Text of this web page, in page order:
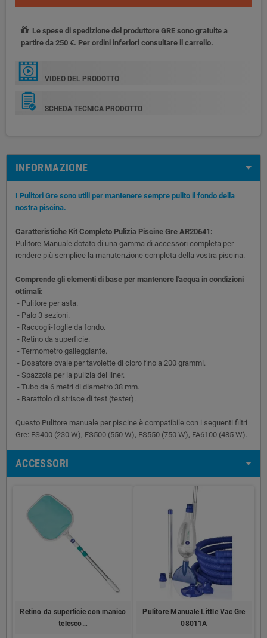
Le spese di spedizione del produttore GRE sono gratuite a
partire da 250 €. Per ordini inferiori consultare il carrello.
VIDEO DEL PRODOTTO
SCHEDA TECNICA PRODOTTO
INFORMAZIONE
I Pulitori Gre sono utili per mantenere sempre pulito il fondo della
nostra piscina.
Caratteristiche Kit Completo Pulizia Piscine Gre AR20641:
Pulitore Manuale dotato di una gamma di accessori completa per
rendere più semplice la manutenzione completa della vostra piscina.
Comprende gli elementi di base per mantenere l'acqua in condizioni
ottimali:
- Pulitore per asta.
- Palo 3 sezioni.
- Raccogli-foglie da fondo.
- Retino da superficie.
- Termometro galleggiante.
- Dosatore ovale per tavolette di cloro fino a 200 grammi.
- Spazzola per la pulizia del liner.
- Tubo da 6 metri di diametro 38 mm.
- Barattolo di strisce di test (tester).
Questo Pulitore manuale per piscine è compatibile con i seguenti filtri
Gre: FS400 (230 W), FS500 (550 W), FS550 (750 W), FA6100 (485 W).
ACCESSORI
Retino da superficie con manico
telesco…
Pulitore Manuale Little Vac Gre
08011A